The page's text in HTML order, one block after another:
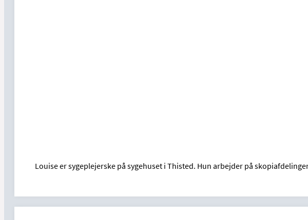
Louise er sygeplejerske på sygehuset i Thisted. Hun arbejder på